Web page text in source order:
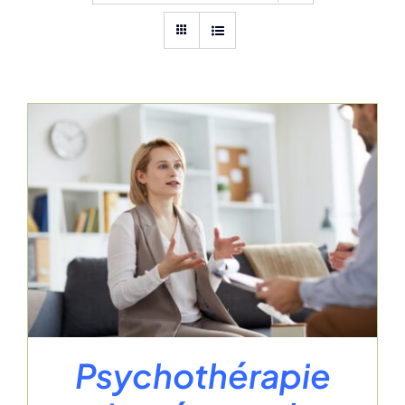
Psychothérapie